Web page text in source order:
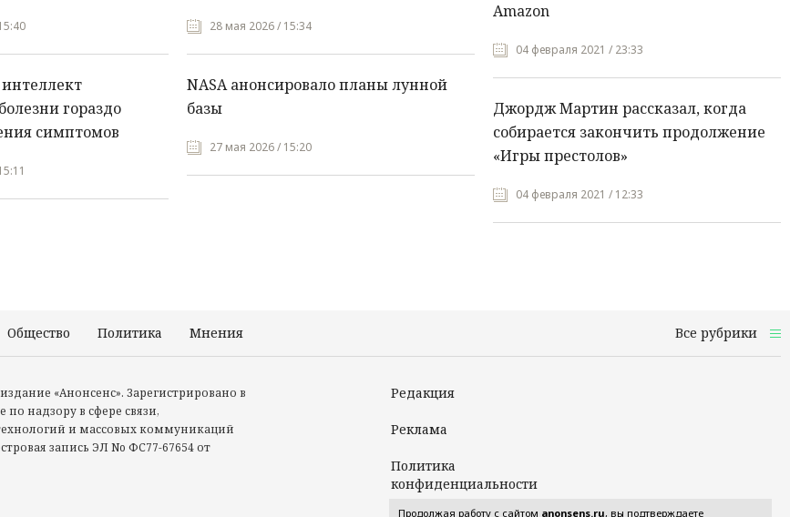
гораздо
симптомов
28 мая 2026 / 15:34
NASA анонсировало планы лунной
базы
27 мая 2026 / 15:20
Amazon
04 февраля 2021 / 23:33
Джордж Мартин рассказал, когда
собирается закончить продолжение
«Игры престолов»
04 февраля 2021 / 12:33
Общество Политика Мнения Все рубрики
«Анонсенс». Зарегистрировано в
надзору в сфере связи,
и массовых коммуникаций
запись ЭЛ No ФС77-67654 от
Редакция
Реклама
Политика
конфиденциальности
Продолжая работу с сайтом anonsens.ru, вы подтверждаете